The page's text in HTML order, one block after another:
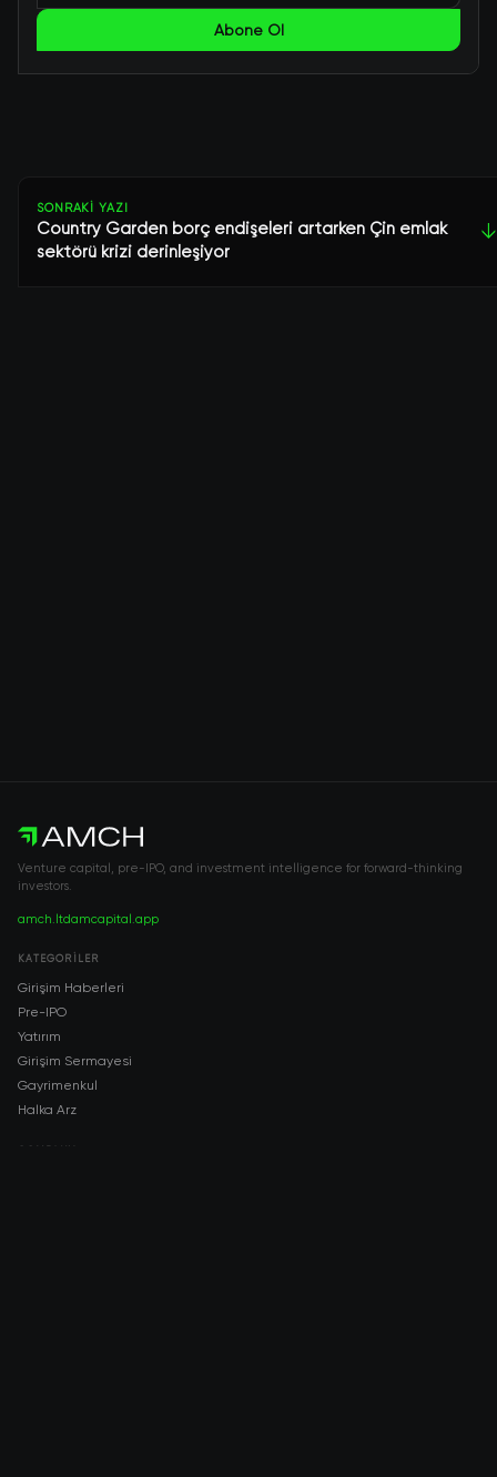
Abone Ol
SONRAKI YAZI
Country Garden borç endişeleri artarken Çin emlak
sektörü krizi derinleşiyor
↓
Venture capital, pre-IPO, and investment intelligence for forward-thinking
investors.
amch.ltdamcapital.app
KATEGORILER
Girişim Haberleri
Pre-IPO
Yatırım
Girişim Sermayesi
Gayrimenkul
Halka Arz